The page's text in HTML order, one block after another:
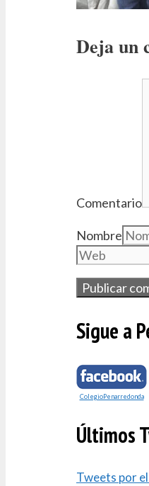
Deja un
Comentario
Nombre
Sigue a
ColegioPenarredonda
Últimos
Tweets por